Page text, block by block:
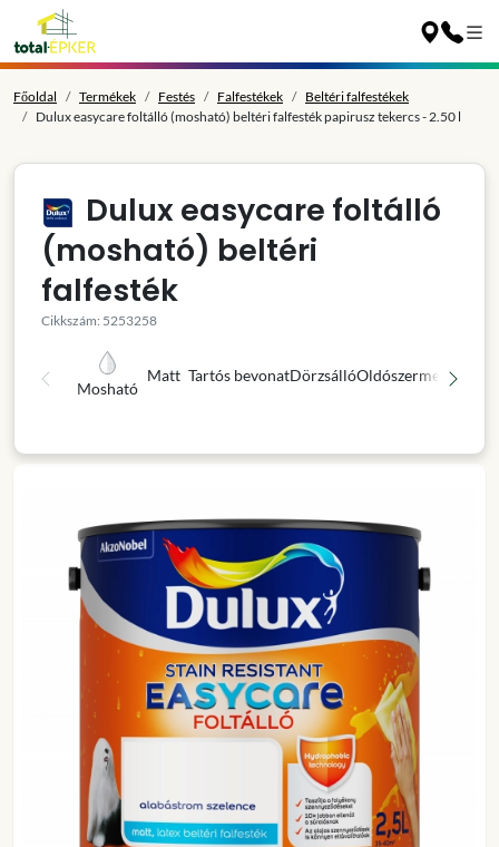
Főoldal Termékek Festés Falfestékek
Beltéri falfestékek
Dulux easycare foltálló (mosható) beltéri falfesték papirusz tekercs - 2.50 l
Dulux easycare foltálló
(mosható) beltéri
falfesték
Cikkszám: 5253258
Mosható
Matt Tartós bevonatDörzsállóOldószermentes